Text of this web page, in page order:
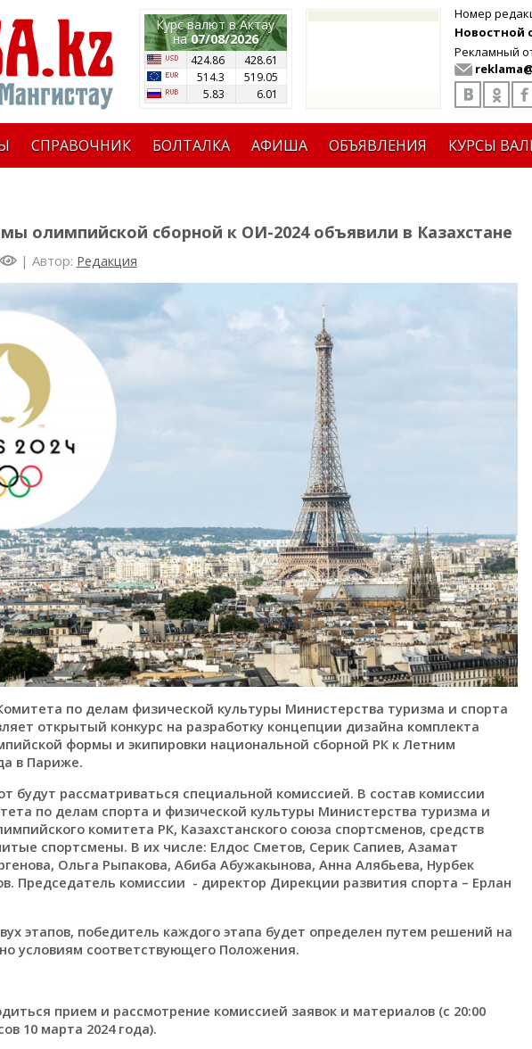
Курс валют в Актау
на07/08/2026
424.86
428.61
514.3
519.05
5.83
6.01
Номер
Новостной
Рекламный
СПРАВОЧНИК БОЛТАЛКА АФИША ОБЪЯВЛЕНИЯ КУРСЫ
олимпийской сборной к ОИ-2024 объявили в Казахстане
| Автор: Редакция
по делам физической культуры Министерства туризма и спорта
открытый конкурс на разработку концепции дизайна комплекта
формы и экипировки национальной сборной РК к Летним
в Париже.
будут рассматриваться специальной комиссией. В состав комиссии
по делам спорта и физической культуры Министерства туризма и
комитета РК, Казахстанского союза спортсменов, средств
спортсмены. В их числе: Елдос Сметов, Серик Сапиев, Азамат
Ольга Рыпакова, Абиба Абужакынова, Анна Алябьева, Нурбек
Председатель комиссии - директор Дирекции развития спорта – Ерлан
этапов, победитель каждого этапа будет определен путем решений на
условиям соответствующего Положения.
прием и рассмотрение комиссией заявок и материалов (с 20:00
10 марта 2024 года).